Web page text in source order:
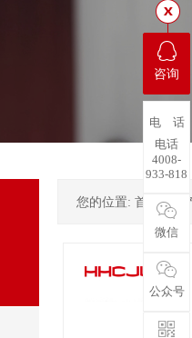
您的位置: 首页->
咨询
电 话
电话
4008-
933-818
微信
公众号